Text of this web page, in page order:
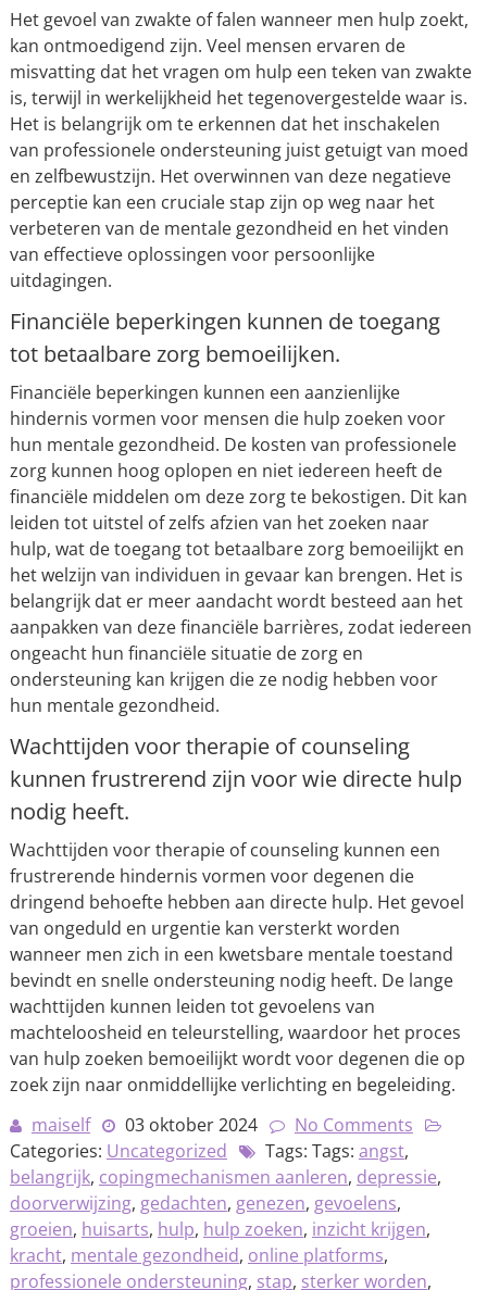
Het gevoel van zwakte of falen wanneer men hulp zoekt,
kan ontmoedigend zijn. Veel mensen ervaren de
misvatting dat het vragen om hulp een teken van zwakte
is, terwijl in werkelijkheid het tegenovergestelde waar is.
Het is belangrijk om te erkennen dat het inschakelen
van professionele ondersteuning juist getuigt van moed
en zelfbewustzijn. Het overwinnen van deze negatieve
perceptie kan een cruciale stap zijn op weg naar het
verbeteren van de mentale gezondheid en het vinden
van effectieve oplossingen voor persoonlijke
uitdagingen.
Financiële beperkingen kunnen de toegang
tot betaalbare zorg bemoeilijken.
Financiële beperkingen kunnen een aanzienlijke
hindernis vormen voor mensen die hulp zoeken voor
hun mentale gezondheid. De kosten van professionele
zorg kunnen hoog oplopen en niet iedereen heeft de
financiële middelen om deze zorg te bekostigen. Dit kan
leiden tot uitstel of zelfs afzien van het zoeken naar
hulp, wat de toegang tot betaalbare zorg bemoeilijkt en
het welzijn van individuen in gevaar kan brengen. Het is
belangrijk dat er meer aandacht wordt besteed aan het
aanpakken van deze financiële barrières, zodat iedereen
ongeacht hun financiële situatie de zorg en
ondersteuning kan krijgen die ze nodig hebben voor
hun mentale gezondheid.
Wachttijden voor therapie of counseling
kunnen frustrerend zijn voor wie directe hulp
nodig heeft.
Wachttijden voor therapie of counseling kunnen een
frustrerende hindernis vormen voor degenen die
dringend behoefte hebben aan directe hulp. Het gevoel
van ongeduld en urgentie kan versterkt worden
wanneer men zich in een kwetsbare mentale toestand
bevindt en snelle ondersteuning nodig heeft. De lange
wachttijden kunnen leiden tot gevoelens van
machteloosheid en teleurstelling, waardoor het proces
van hulp zoeken bemoeilijkt wordt voor degenen die op
zoek zijn naar onmiddellijke verlichting en begeleiding.
maiself
03 oktober 2024
No Comments
Categories: Uncategorized Tags: Tags: angst,
belangrijk, copingmechanismen aanleren, depressie,
doorverwijzing, gedachten, genezen, gevoelens,
groeien, huisarts, hulp, hulp zoeken, inzicht krijgen,
kracht, mentale gezondheid, online platforms,
professionele ondersteuning, stap, sterker worden,